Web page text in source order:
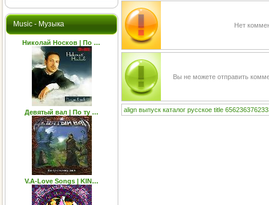
Music - Музыка
Николай Носков | По …
Девятый вал | По ту …
V.A-Love Songs | KIN…
Нет
Вы не можете отправить
align выпуск каталог русское title